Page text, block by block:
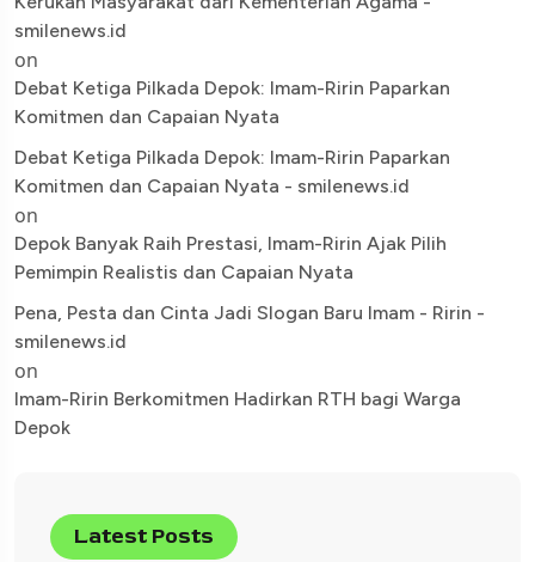
smilenews.id
on
Debat Ketiga Pilkada Depok: Imam-Ririn Paparkan
Komitmen dan Capaian Nyata
Debat Ketiga Pilkada Depok: Imam-Ririn Paparkan
Komitmen dan Capaian Nyata - smilenews.id
on
Depok Banyak Raih Prestasi, Imam-Ririn Ajak Pilih
Pemimpin Realistis dan Capaian Nyata
Pena, Pesta dan Cinta Jadi Slogan Baru Imam - Ririn -
smilenews.id
on
Imam-Ririn Berkomitmen Hadirkan RTH bagi Warga
Depok
Latest Posts